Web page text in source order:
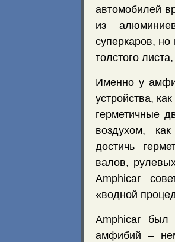
автомобилей
из
суперкаров,
толстого
Именно у
устройства,
герметичные
воздухом,
достичь
валов,
Amphicar
«водной
Amphicar был
амфибий –